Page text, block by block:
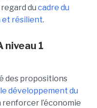
du cadre du
et résilient.
niveau 1
des propositions
développement du
renforcer l’économie